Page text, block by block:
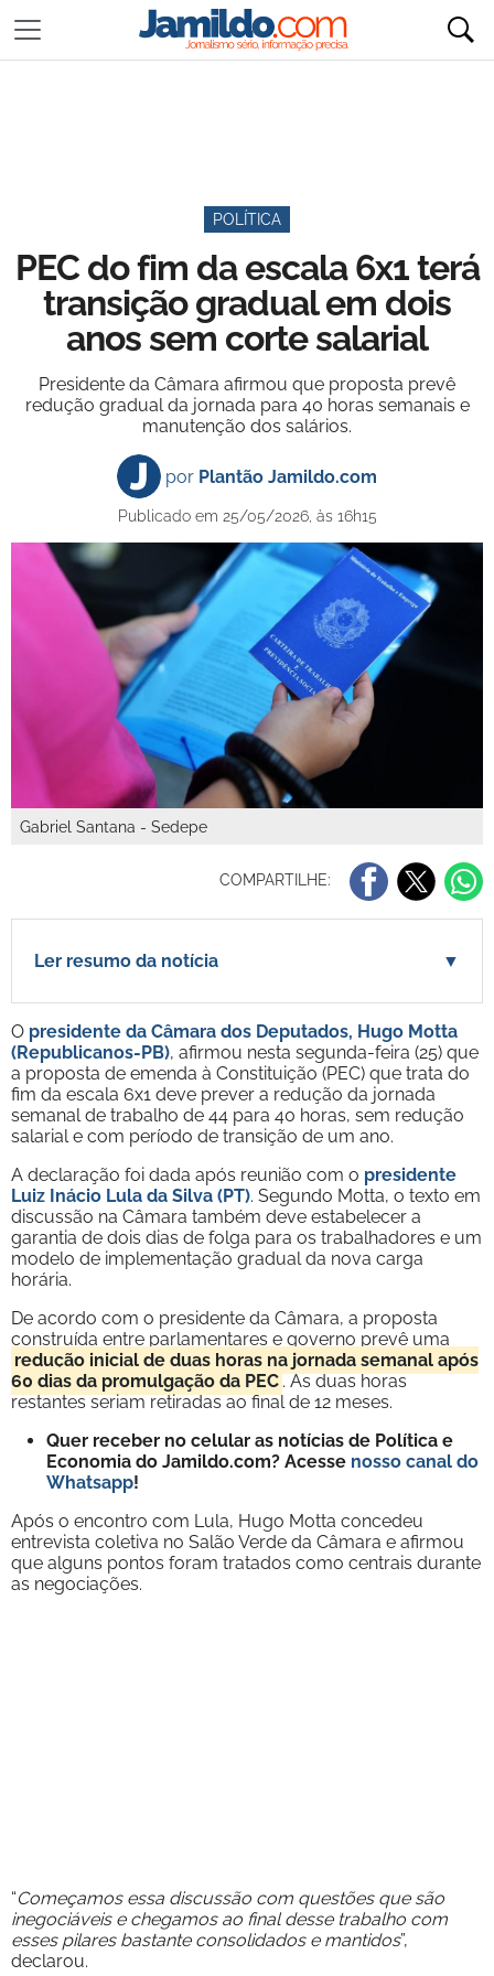
POLÍTICA
PEC do fim da escala 6x1 terá
transição gradual em dois
anos sem corte salarial
Presidente da Câmara afirmou que proposta prevê
redução gradual da jornada para 40 horas semanais e
manutenção dos salários.
por Plantão Jamildo.com
Publicado em 25/05/2026, às 16h15
Gabriel Santana - Sedepe
COMPARTILHE:
Ler resumo da notícia ▼
O presidente da Câmara dos Deputados, Hugo Motta
(Republicanos-PB), afirmou nesta segunda-feira (25) que
a proposta de emenda à Constituição (PEC) que trata do
fim da escala 6x1 deve prever a redução da jornada
semanal de trabalho de 44 para 40 horas, sem redução
salarial e com período de transição de um ano.
A declaração foi dada após reunião com o presidente
Luiz Inácio Lula da Silva (PT). Segundo Motta, o texto em
discussão na Câmara também deve estabelecer a
garantia de dois dias de folga para os trabalhadores e um
modelo de implementação gradual da nova carga
horária.
De acordo com o presidente da Câmara, a proposta
construída entre parlamentares e governo prevê uma
redução inicial de duas horas na jornada semanal após
60 dias da promulgação da PEC. As duas horas
restantes seriam retiradas ao final de 12 meses.
Quer receber no celular as notícias de Política e
Economia do Jamildo.com? Acesse nosso canal do
Whatsapp!
Após o encontro com Lula, Hugo Motta concedeu
entrevista coletiva no Salão Verde da Câmara e afirmou
que alguns pontos foram tratados como centrais durante
as negociações.
“Começamos essa discussão com questões que são
inegociáveis e chegamos ao final desse trabalho com
esses pilares bastante consolidados e mantidos”,
declarou.